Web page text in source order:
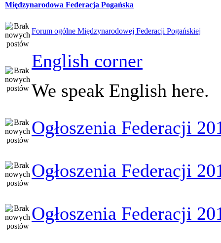
Międzynarodowa Federacja Pogańska
Forum ogólne Międzynarodowej Federacji Pogańskiej
English corner
We speak English here.
Ogłoszenia Federacji
Ogłoszenia Federacji
Ogłoszenia Federacji